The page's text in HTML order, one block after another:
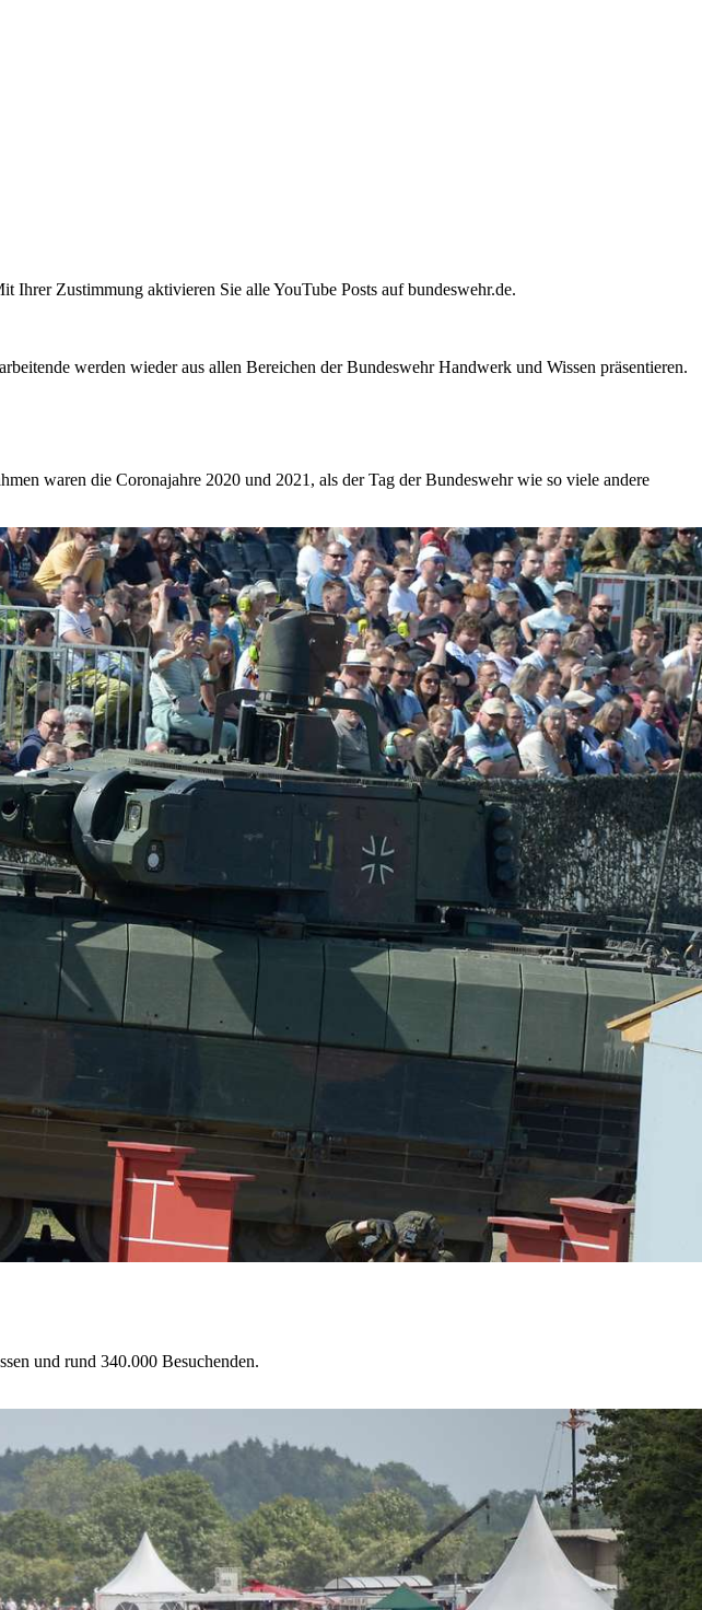
Zustimmung aktivieren Sie alle YouTube Posts auf bundeswehr.de.
werden wieder aus allen Bereichen der Bundeswehr Handwerk und Wissen präsentieren.
waren die Coronajahre 2020 und 2021, als der Tag der Bundeswehr wie so viele andere
und rund 340.000 Besuchenden.